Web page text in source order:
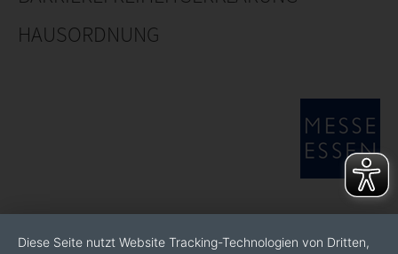
HAUSORDNUNG
Diese Seite nutzt Website Tracking-Technologien von Dritten,